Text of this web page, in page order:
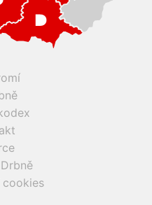
cookies